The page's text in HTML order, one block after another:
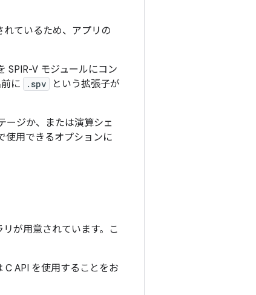
れているため、アプリの
SPIR-V モジュールにコン
に
.spv
という拡張子が
ージか、または演算シェ
使用できるオプションに
が用意されています。こ
C API を使用することをお